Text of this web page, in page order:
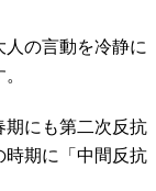
の言動を冷静に
期にも第二次反抗
時期に「中間反抗